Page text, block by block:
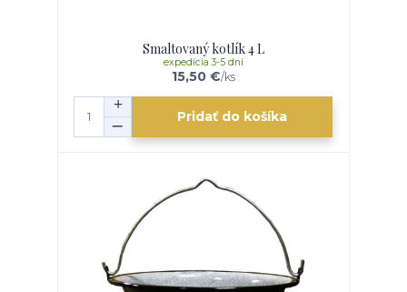
Smaltovaný kotlík 4 L
15,50 €/ks
expedícia 3-5 dní
Pridať do košíka